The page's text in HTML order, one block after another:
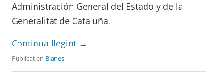
Administración General del Estado y de la
Generalitat de Cataluña.
Continua llegint →
Publicat en Blanes